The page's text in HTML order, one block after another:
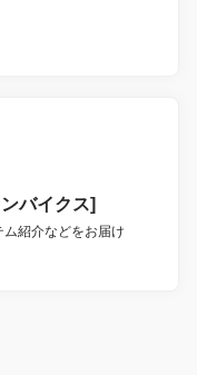
バイクス]
紹介などをお届け